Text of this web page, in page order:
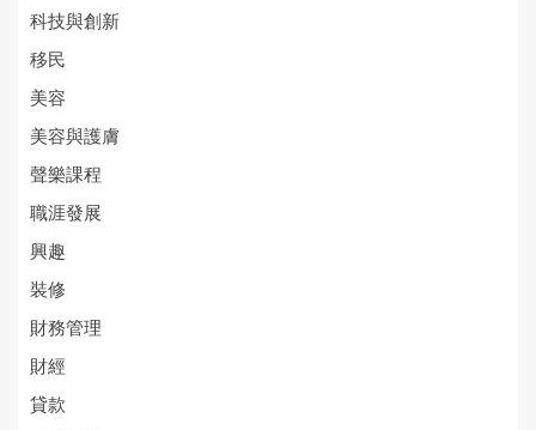
科技與創新
移民
美容
美容與護膚
聲樂課程
職涯發展
興趣
裝修
財務管理
財經
貸款